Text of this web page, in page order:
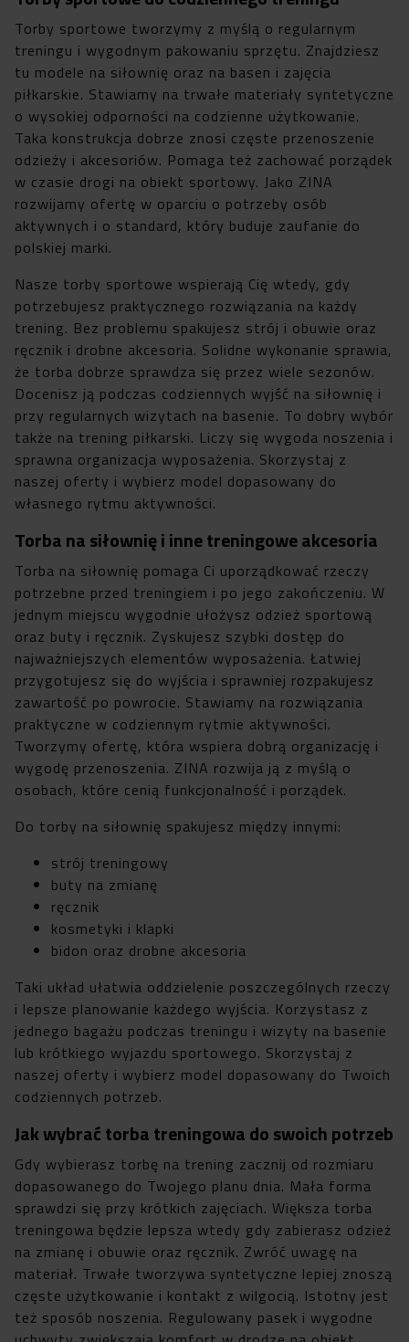
Torby sportowe tworzymy z myślą o regularnym
treningu i wygodnym pakowaniu sprzętu. Znajdziesz
tu modele na siłownię oraz na basen i zajęcia
piłkarskie. Stawiamy na trwałe materiały syntetyczne
o wysokiej odporności na codzienne użytkowanie.
Taka konstrukcja dobrze znosi częste przenoszenie
odzieży i akcesoriów. Pomaga też zachować porządek
w czasie drogi na obiekt sportowy. Jako ZINA
rozwijamy ofertę w oparciu o potrzeby osób
aktywnych i o standard, który buduje zaufanie do
polskiej marki.
Nasze torby sportowe wspierają Cię wtedy, gdy
potrzebujesz praktycznego rozwiązania na każdy
trening. Bez problemu spakujesz strój i obuwie oraz
ręcznik i drobne akcesoria. Solidne wykonanie sprawia,
że torba dobrze sprawdza się przez wiele sezonów.
Docenisz ją podczas codziennych wyjść na siłownię i
przy regularnych wizytach na basenie. To dobry wybór
także na trening piłkarski. Liczy się wygoda noszenia i
sprawna organizacja wyposażenia. Skorzystaj z
naszej oferty i wybierz model dopasowany do
własnego rytmu aktywności.
Torba na siłownię i inne treningowe akcesoria
Torba na siłownię pomaga Ci uporządkować rzeczy
potrzebne przed treningiem i po jego zakończeniu. W
jednym miejscu wygodnie ułożysz odzież sportową
oraz buty i ręcznik. Zyskujesz szybki dostęp do
najważniejszych elementów wyposażenia. Łatwiej
przygotujesz się do wyjścia i sprawniej rozpakujesz
zawartość po powrocie. Stawiamy na rozwiązania
praktyczne w codziennym rytmie aktywności.
Tworzymy ofertę, która wspiera dobrą organizację i
wygodę przenoszenia. ZINA rozwija ją z myślą o
osobach, które cenią funkcjonalność i porządek.
Do torby na siłownię spakujesz między innymi:
strój treningowy
buty na zmianę
ręcznik
kosmetyki i klapki
bidon oraz drobne akcesoria
Taki układ ułatwia oddzielenie poszczególnych rzeczy
i lepsze planowanie każdego wyjścia. Korzystasz z
jednego bagażu podczas treningu i wizyty na basenie
lub krótkiego wyjazdu sportowego. Skorzystaj z
naszej oferty i wybierz model dopasowany do Twoich
codziennych potrzeb.
Jak wybrać torba treningowa do swoich potrzeb
Gdy wybierasz torbę na trening zacznij od rozmiaru
dopasowanego do Twojego planu dnia. Mała forma
sprawdzi się przy krótkich zajęciach. Większa torba
treningowa będzie lepsza wtedy gdy zabierasz odzież
na zmianę i obuwie oraz ręcznik. Zwróć uwagę na
materiał. Trwałe tworzywa syntetyczne lepiej znoszą
częste użytkowanie i kontakt z wilgocią. Istotny jest
też sposób noszenia. Regulowany pasek i wygodne